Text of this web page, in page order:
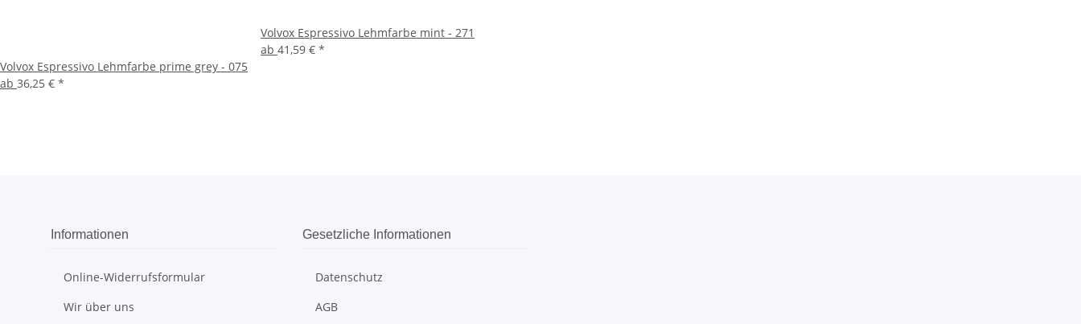
Volvox Espressivo Lehmfarbe prime grey - 075
ab 36,25 € *
Volvox Espressivo Lehmfarbe mint - 271
ab 41,59 € *
Informationen
Online-Widerrufsformular
Wir über uns
Gesetzliche Informationen
Datenschutz
AGB